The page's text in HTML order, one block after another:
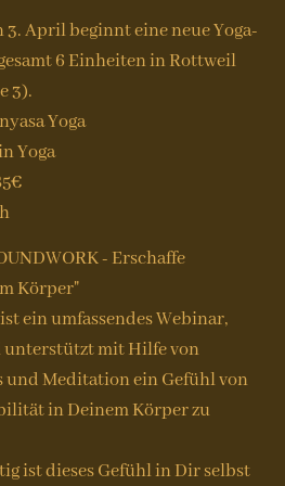
3. April beginnt eine neue Yoga-
6 Einheiten in Rottweil
3).
Yoga
Yoga
- Erschaffe
Körper"
ein umfassendes Webinar,
unterstützt mit Hilfe von
Meditation ein Gefühl von
in Deinem Körper zu
ist dieses Gefühl in Dir selbst